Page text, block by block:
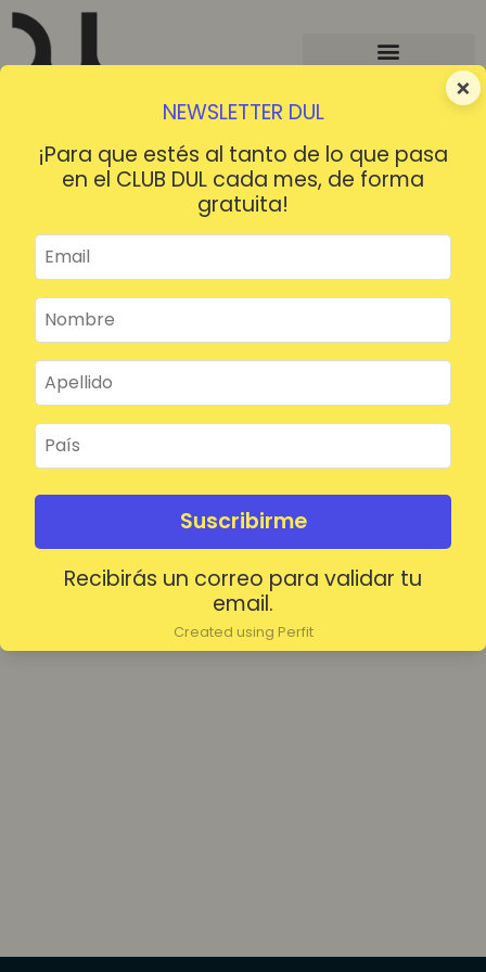
×
NEWSLETTER DUL
¡Para que estés al tanto de lo que pasa
en el CLUB DUL cada mes, de forma
gratuita!
Suscribirme
Recibirás un correo para validar tu
email.
Created using Perfit
¡HOLA!
Mantenerme conectado
Acceder